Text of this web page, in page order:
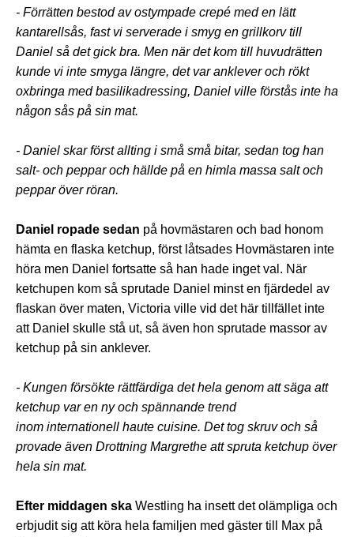
- Förrätten bestod av ostympade crepé med en lätt
kantarellsås, fast vi serverade i smyg en grillkorv till
Daniel så det gick bra. Men när det kom till huvudrätten
kunde vi inte smyga längre, det var anklever och rökt
oxbringa med basilikadressing, Daniel ville förstås inte ha
någon sås på sin mat.
- Daniel skar först allting i små små bitar, sedan tog han
salt- och peppar och hällde på en himla massa salt och
peppar över röran.
Daniel ropade sedan på hovmästaren och bad honom
hämta en flaska ketchup, först låtsades Hovmästaren inte
höra men Daniel fortsatte så han hade inget val. När
ketchupen kom så sprutade Daniel minst en fjärdedel av
flaskan över maten, Victoria ville vid det här tillfället inte
att Daniel skulle stå ut, så även hon sprutade massor av
ketchup på sin anklever.
- Kungen försökte rättfärdiga det hela genom att säga att
ketchup var en ny och spännande trend
inom internationell haute cuisine. Det tog skruv och så
provade även Drottning Margrethe att spruta ketchup över
hela sin mat.
Efter middagen ska Westling ha insett det olämpliga och
erbjudit sig att köra hela familjen med gäster till Max på